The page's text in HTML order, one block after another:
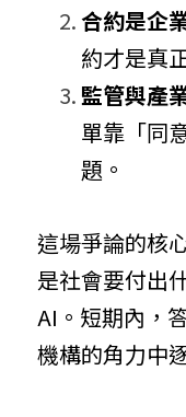
合約是企
約才是真
監管與產
單靠「同
題。
這場爭論的核
是社會要付出
AI。短期內，
機構的角力中